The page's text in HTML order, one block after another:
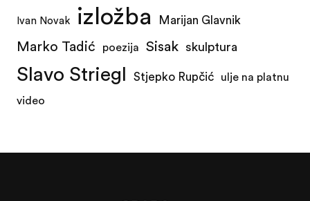
Ivan Novak izložba Marijan Glavnik
Marko Tadić poezija Sisak skulptura
Slavo Striegl Stjepko Rupčić ulje na platnu
video